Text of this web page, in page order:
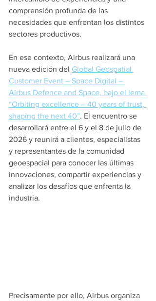
comprensión profunda de las
necesidades que enfrentan los distintos
sectores productivos.
En ese contexto, Airbus realizará una
nueva edición del Global Geospatial
Customer Event – Space Digital –
Airbus Defence and Space, bajo el lema
“Orbiting excellence – 40 years of trust,
shaping the next 40”. El encuentro se
desarrollará entre el 6 y el 8 de julio de
2026 y reunirá a clientes, especialistas
y representantes de la comunidad
geoespacial para conocer las últimas
innovaciones, compartir experiencias y
analizar los desafíos que enfrenta la
industria.
Precisamente por ello, Airbus organiza